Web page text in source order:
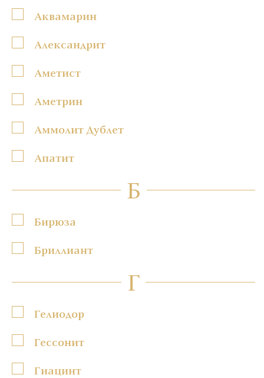
Аквамарин
Александрит
Аметист
Аметрин
Аммолит Дублет
Апатит
Б
Бирюза
Бриллиант
Г
Гелиодор
Гессонит
Гиацинт